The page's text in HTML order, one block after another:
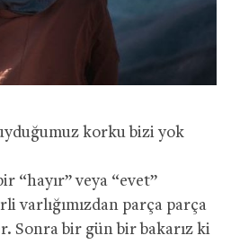
korku bizi yok
“hayır” veya “evet”
varlığımızdan parça parça
Sonra bir gün bir bakarız ki